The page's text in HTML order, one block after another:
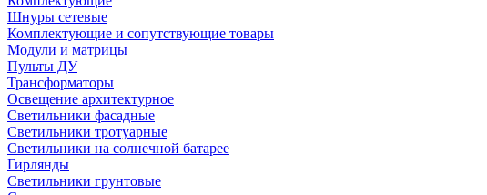
Шнуры сетевые
Комплектующие и сопутствующие товары
Модули и матрицы
Пульты ДУ
Трансформаторы
Освещение архитектурное
Светильники фасадные
Светильники тротуарные
Светильники на солнечной батарее
Гирлянды
Светильники грунтовые